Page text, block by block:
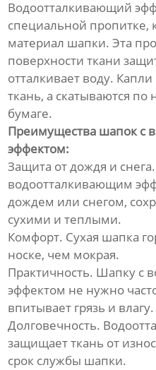
Водоотталкивающий
специальной пропитке,
материал шапки. Эта
поверхности ткани
отталкивает воду.
ткань, а скатываются
бумаге.
Преимущества шапок с
эффектом:
Защита от дождя и
водоотталкивающим
дождем или снегом,
сухими и теплыми.
Комфорт. Сухая шапка
носке, чем мокрая.
Практичность. Шапку с
эффектом не нужно
впитывает грязь и влагу.
Долговечность.
защищает ткань от
срок службы шапки.